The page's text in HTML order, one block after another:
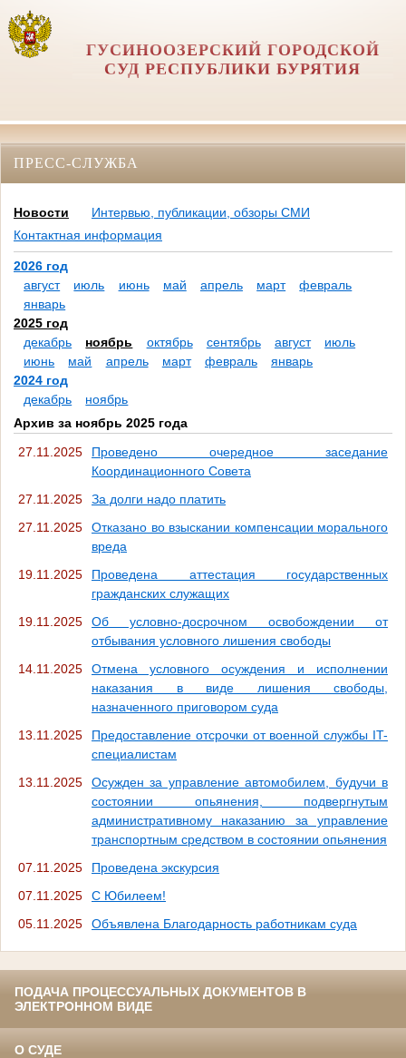
ГУСИНООЗЕРСКИЙ ГОРОДСКОЙ
СУД РЕСПУБЛИКИ БУРЯТИЯ
ПРЕСС-СЛУЖБА
Новости
Интервью, публикации, обзоры СМИ
Контактная информация
2026 год
август
июль июнь май апрель март
февраль
январь
2025 год
декабрь
ноябрь октябрь сентябрь август
июль
июнь
май апрель март февраль
январь
2024 год
декабрь
ноябрь
Архив за ноябрь 2025 года
27.11.2025
Проведено очередное заседание
Координационного Совета
27.11.2025
За долги надо платить
27.11.2025
Отказано во взыскании компенсации морального
вреда
19.11.2025
Проведена аттестация государственных
гражданских служащих
19.11.2025
Об условно-досрочном освобождении от
отбывания условного лишения свободы
14.11.2025
Отмена условного осуждения и исполнении
наказания в виде лишения свободы,
назначенного приговором суда
13.11.2025
Предоставление отсрочки от военной службы IT-
специалистам
13.11.2025
Осужден за управление автомобилем, будучи в
состоянии опьянения, подвергнутым
административному наказанию за управление
транспортным средством в состоянии опьянения
07.11.2025
Проведена экскурсия
07.11.2025
С Юбилеем!
05.11.2025
Объявлена Благодарность работникам суда
ПОДАЧА ПРОЦЕССУАЛЬНЫХ ДОКУМЕНТОВ В
ЭЛЕКТРОННОМ ВИДЕ
О СУДЕ